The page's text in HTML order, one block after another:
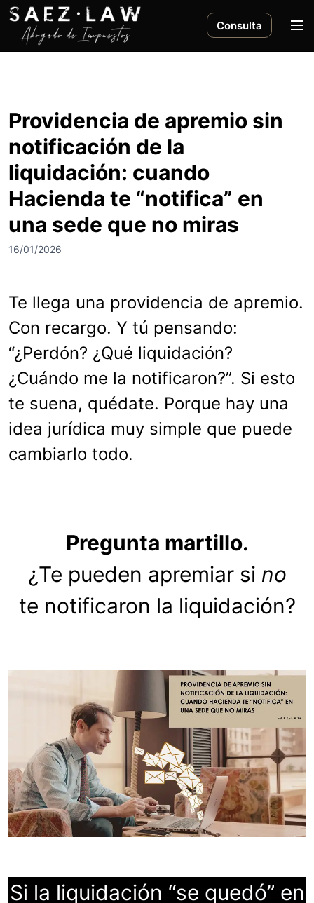
Consulta
M
Providencia de apremio sin
notificación de la
liquidación: cuando
Hacienda te “notifica” en
una sede que no miras
16/01/2026
Te llega una providencia de apremio.
Con recargo. Y tú pensando:
“¿Perdón? ¿Qué liquidación?
¿Cuándo me la notificaron?”. Si esto
te suena, quédate. Porque hay una
idea jurídica muy simple que puede
cambiarlo todo.
Pregunta martillo.
¿Te pueden apremiar si no
te notificaron la liquidación?
Si la liquidación “se quedó” en